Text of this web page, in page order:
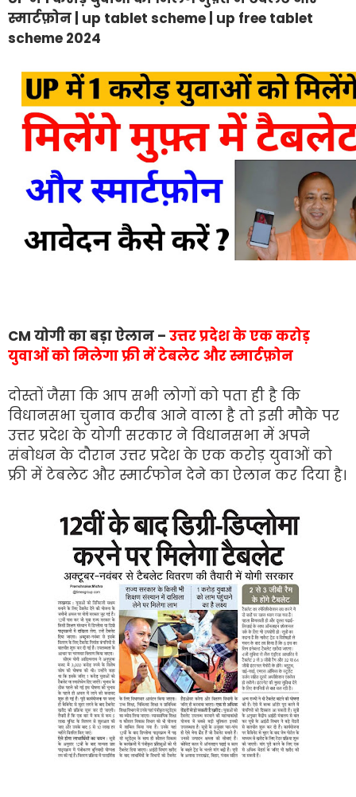
स्मार्टफ़ोन | up tablet scheme | up free tablet
scheme 2024
CM योगी का बड़ा ऐलान – उत्तर प्रदेश के एक करोड़
युवाओं को मिलेगा फ्री में टेबलेट और स्मार्टफ़ोन
दोस्तों जैसा कि आप सभी लोगों को पता ही है कि
विधानसभा चुनाव करीब आने वाला है तो इसी मौके पर
उत्तर प्रदेश के योगी सरकार ने विधानसभा में अपने
संबोधन के दौरान उत्तर प्रदेश के एक करोड़ युवाओं को
फ्री में टेबलेट और स्मार्टफोन देने का ऐलान कर दिया है।